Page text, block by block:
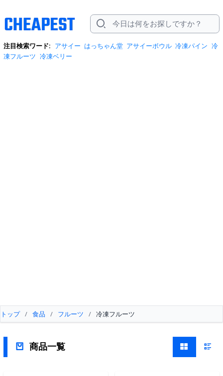
注目検索ワード: アサイー はっちゃん堂 アサイーボウル 冷凍パイン 冷
凍フルーツ 冷凍ベリー
トップ / 食品 / フルーツ / 冷凍フルーツ
商品一覧